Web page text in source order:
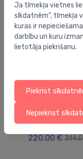
dušas paliktnis
mm, h=30,
220.00 €
Ja tīmekļa vietnes
sīkdatnēm”, tīmekļa
kuras ir
darbību un kuru
lietotāja piekrišanu.
Piekrist
Nepiekrist